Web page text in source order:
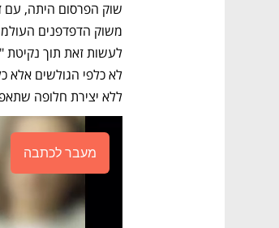
ללא יצירת חלופה
מעבר לכתבה